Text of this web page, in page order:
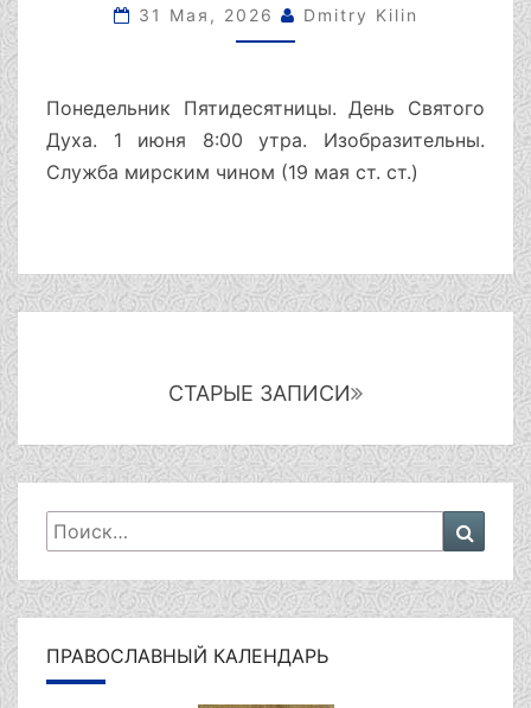
ЧИНОМ.
1
МАЯ
СТ.
СТ.)
31 Мая, 2026 Dmitry Kilin
Понедельник Пятидесятницы. День Святого
Духа. 1 июня 8:00 утра. Изобразительны.
Служба мирским чином (19 мая ст. ст.)
по
СТАРЫЕ ЗАПИСИ
Искать: Поиск
ПРАВОСЛАВНЫЙ КАЛЕНДАРЬ